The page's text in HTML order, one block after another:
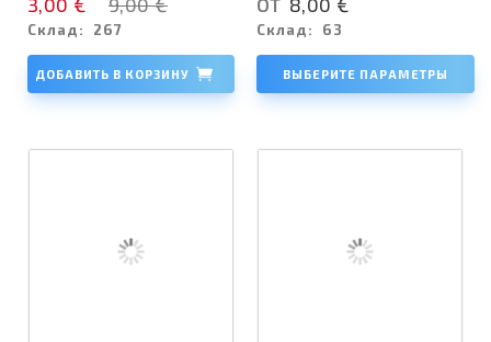
Склад: 267
ДОБАВИТЬ В КОРЗИНУ
ОТ
Склад: 63
ВЫБЕРИТЕ ПАРАМЕТРЫ